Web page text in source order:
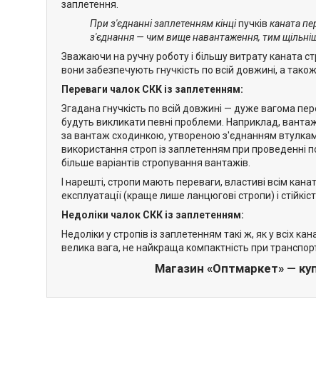
заплетення.
При з'єднанні заплетенням кінціпучків каната
з'єднання — чим вище навантаження, тим
Зважаючи на ручну роботу і більшу витрату каната
вони забезпечують гнучкість по всій довжині, а
Переваги чалок СКК із заплетенням:
Згадана гнучкість по всій довжині — дуже вагома
будуть викликати певні проблеми. Наприклад,
за вантаж сходинкою, утвореною з'єднанням
використання строп із заплетенням при проведенні
більше варіантів стропування вантажів.
І нарешті, стропи мають переваги, властиві всім
експлуатації (краще лише ланцюгові стропи) і
Недоліки чалок СКК із заплетенням:
Недоліки у стропів із заплетенням такі ж, як у всіх
велика вага, не найкраща компактність при
Магазин «Оптмаркет» —